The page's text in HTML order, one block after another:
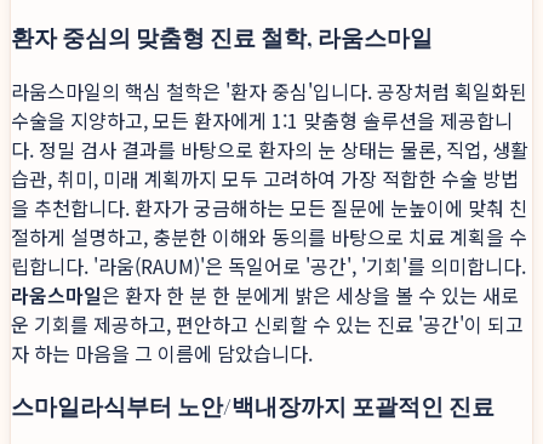
환자 중심의 맞춤형 진료 철학, 라움스마일
라움스마일의 핵심 철학은 '환자 중심'입니다. 공장처럼 획일화된
수술을 지양하고, 모든 환자에게 1:1 맞춤형 솔루션을 제공합니
다. 정밀 검사 결과를 바탕으로 환자의 눈 상태는 물론, 직업, 생활
습관, 취미, 미래 계획까지 모두 고려하여 가장 적합한 수술 방법
을 추천합니다. 환자가 궁금해하는 모든 질문에 눈높이에 맞춰 친
절하게 설명하고, 충분한 이해와 동의를 바탕으로 치료 계획을 수
립합니다. '라움(RAUM)'은 독일어로 '공간', '기회'를 의미합니다.
라움스마일은 환자 한 분 한 분에게 밝은 세상을 볼 수 있는 새로
운 기회를 제공하고, 편안하고 신뢰할 수 있는 진료 '공간'이 되고
자 하는 마음을 그 이름에 담았습니다.
스마일라식부터 노안/백내장까지 포괄적인 진료